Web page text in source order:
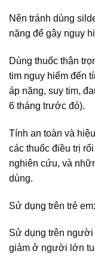
Nên tránh dùng
nặng để gây nguy
Dùng thuốc thận
tim nguy hiểm đến
áp nặng, suy tim,
6 tháng trước đó).
Tính an toàn và
các thuốc điều trị
nghiên cứu, và
dùng.
Sử dụng trên trẻ
Sử dụng trên người
giảm ở người lớn